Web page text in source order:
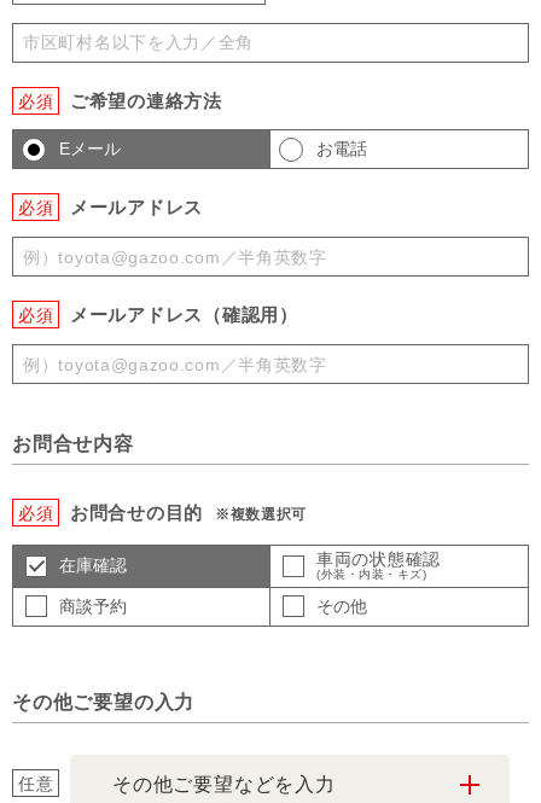
必須 ご希望の連絡方法
Eメール お電話
必須 メールアドレス
必須 メールアドレス（確認用）
お問合せ内容
必須 お問合せの目的 ※複数選択可
在庫確認 車両の状態確認
(外装・内装・キズ)
商談予約 その他
その他ご要望の入力
任意 その他ご要望などを入力